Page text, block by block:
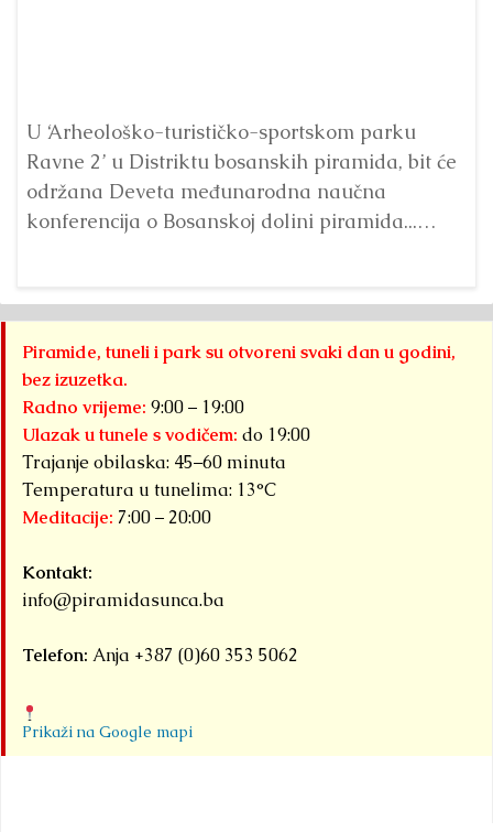
U ‘Arheološko-turističko-sportskom parku
Ravne 2’ u Distriktu bosanskih piramida, bit će
održana Deveta međunarodna naučna
konferencija o Bosanskoj dolini piramida...
Piramide, tuneli i park su otvoreni svaki dan u godini,
bez izuzetka.
Radno vrijeme: 9:00 – 19:00
Ulazak u tunele s vodičem: do 19:00
Trajanje obilaska: 45–60 minuta
Temperatura u tunelima: 13°C
Meditacije: 7:00 – 20:00
Kontakt:
info@piramidasunca.ba
Telefon: Anja +387 (0)60 353 5062
Prikaži na Google mapi